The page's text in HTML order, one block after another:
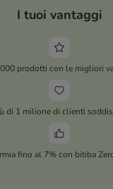
I tuoi vantaggi
prodotti con le migliori
di 1 milione di clienti
fino al 7% con bitiba